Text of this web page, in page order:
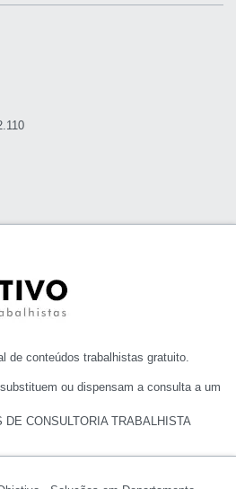
de conteúdos trabalhistas gratuito.
ou dispensam a consulta a um
CONSULTORIA TRABALHISTA